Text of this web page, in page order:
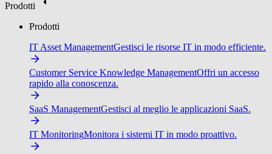
Prodotti
Prodotti
IT Asset ManagementGestisci le risorse IT in modo efficiente.
Customer Service Knowledge ManagementOffri un accesso
rapido alla conoscenza.
SaaS ManagementGestisci al meglio le applicazioni SaaS.
IT MonitoringMonitora i sistemi IT in modo proattivo.